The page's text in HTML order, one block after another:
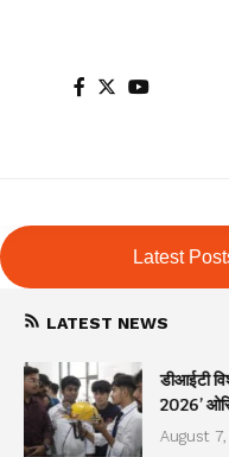
Latest
आयोजन एक साल से लंबित
LATEST NEWS
डीआईटी
2026’
August